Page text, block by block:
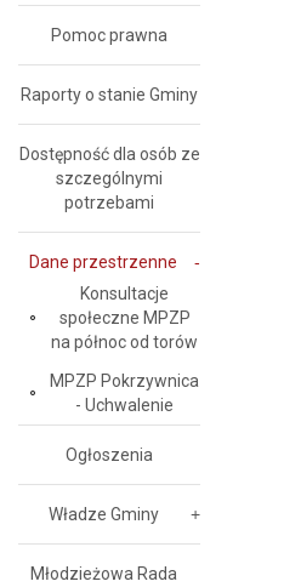
Pomoc prawna
Raporty o stanie Gminy
Dostępność dla osób ze
szczególnymi
potrzebami
Dane przestrzenne
Konsultacje
społeczne MPZP
na północ od torów
MPZP Pokrzywnica
- Uchwalenie
Ogłoszenia
Władze Gminy
Młodzieżowa Rada